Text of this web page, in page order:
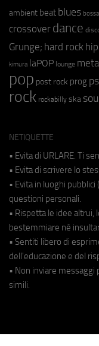
ambient beat blues bossa
crossover dance
Grunge; hard rock
kimura laPOP lounge
pop post rock prog
rock rockabilly ska
NETIQUETTE
• Evita di URLARE. Ti
• Evita di scrivere lo
• Evita in luoghi
questioni personali.
• Rispetta le idee altrui,
bestemmiare né
• Sentiti libero di
dell'educazione e del
• Non inviare messaggi
simili.